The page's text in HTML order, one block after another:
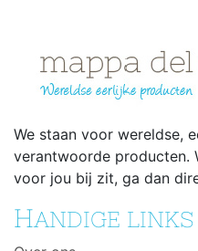
We staan voor wereldse,
verantwoorde producten.
voor jou bij zit, ga dan
HANDIGE LINKS